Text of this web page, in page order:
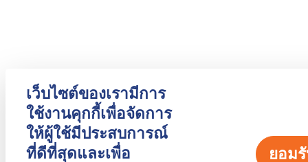
เว็บไซต์ของเรามีการ
ใช้งานคุกกี้เพื่อจัดการ
ให้ผู้ใช้มีประสบการณ์
ที่ดีที่สุดและเพื่อ
ยอม